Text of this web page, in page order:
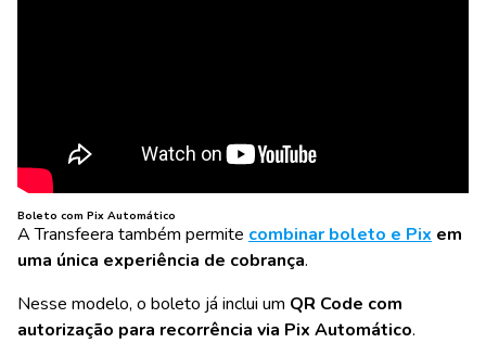
Boleto com Pix Automático
A Transfeera também permite combinar boleto e Pix em
uma única experiência de cobrança.
Nesse modelo, o boleto já inclui um QR Code com
autorização para recorrência via Pix Automático.